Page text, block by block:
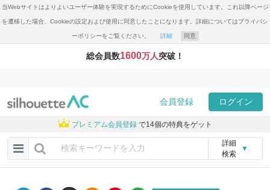
当Webサイトはよりよいユーザー体験を実現するためにCookieを使用しています。これ以降ページ
を遷移した場合、Cookieの設定および使用に同意したことになります。詳細についてはプライバシ
ーポリシーをご覧ください。 詳細 同意
総会員数1600万人突破！
会員登録 ログイン
プレミアム会員登録 で14個の特典をゲット
詳細
検索
▼